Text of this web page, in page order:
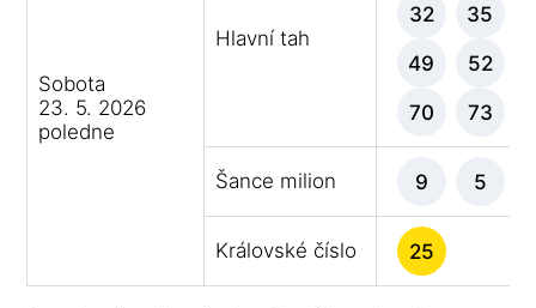
Sobota
23. 5. 2026
poledne
Hlavní tah
32 35
49 52
70 73
Šance milion 9 5
Královské číslo 25